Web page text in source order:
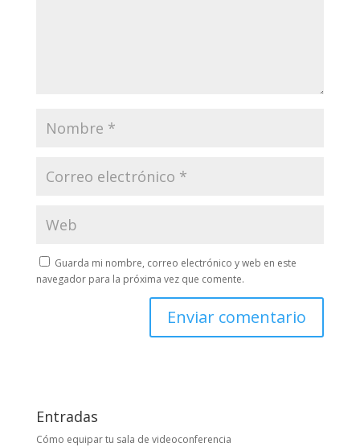
Guarda mi nombre, correo electrónico y web en este
navegador para la próxima vez que comente.
Entradas
Cómo equipar tu sala de videoconferencia